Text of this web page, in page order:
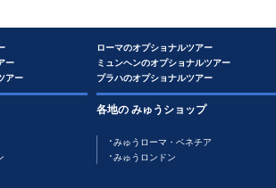
ー
アー
ローマのオプショナルツアー
ミュンヘンのオプショナルツアー
プラハのオプショナルツアー
各地の みゅうショップ
みゅうローマ・ベネチア
みゅうロンドン